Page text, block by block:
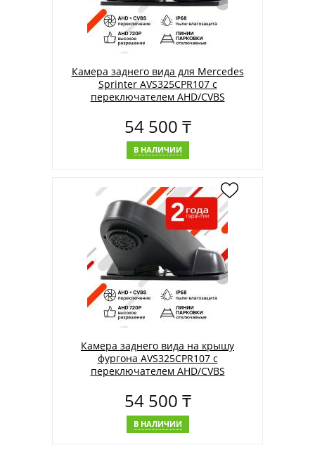
Камера заднего вида для Mercedes
Sprinter AVS325CPR107 с
переключателем AHD/CVBS
54 500 ₸
В НАЛИЧИИ
Камера заднего вида на крышу
фургона AVS325CPR107 с
переключателем AHD/CVBS
54 500 ₸
В НАЛИЧИИ